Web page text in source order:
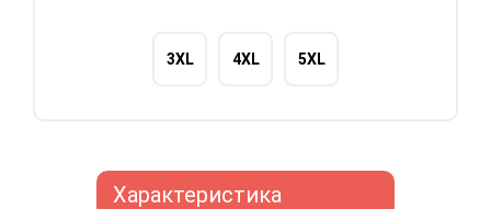
3XL 4XL 5XL
Характеристика